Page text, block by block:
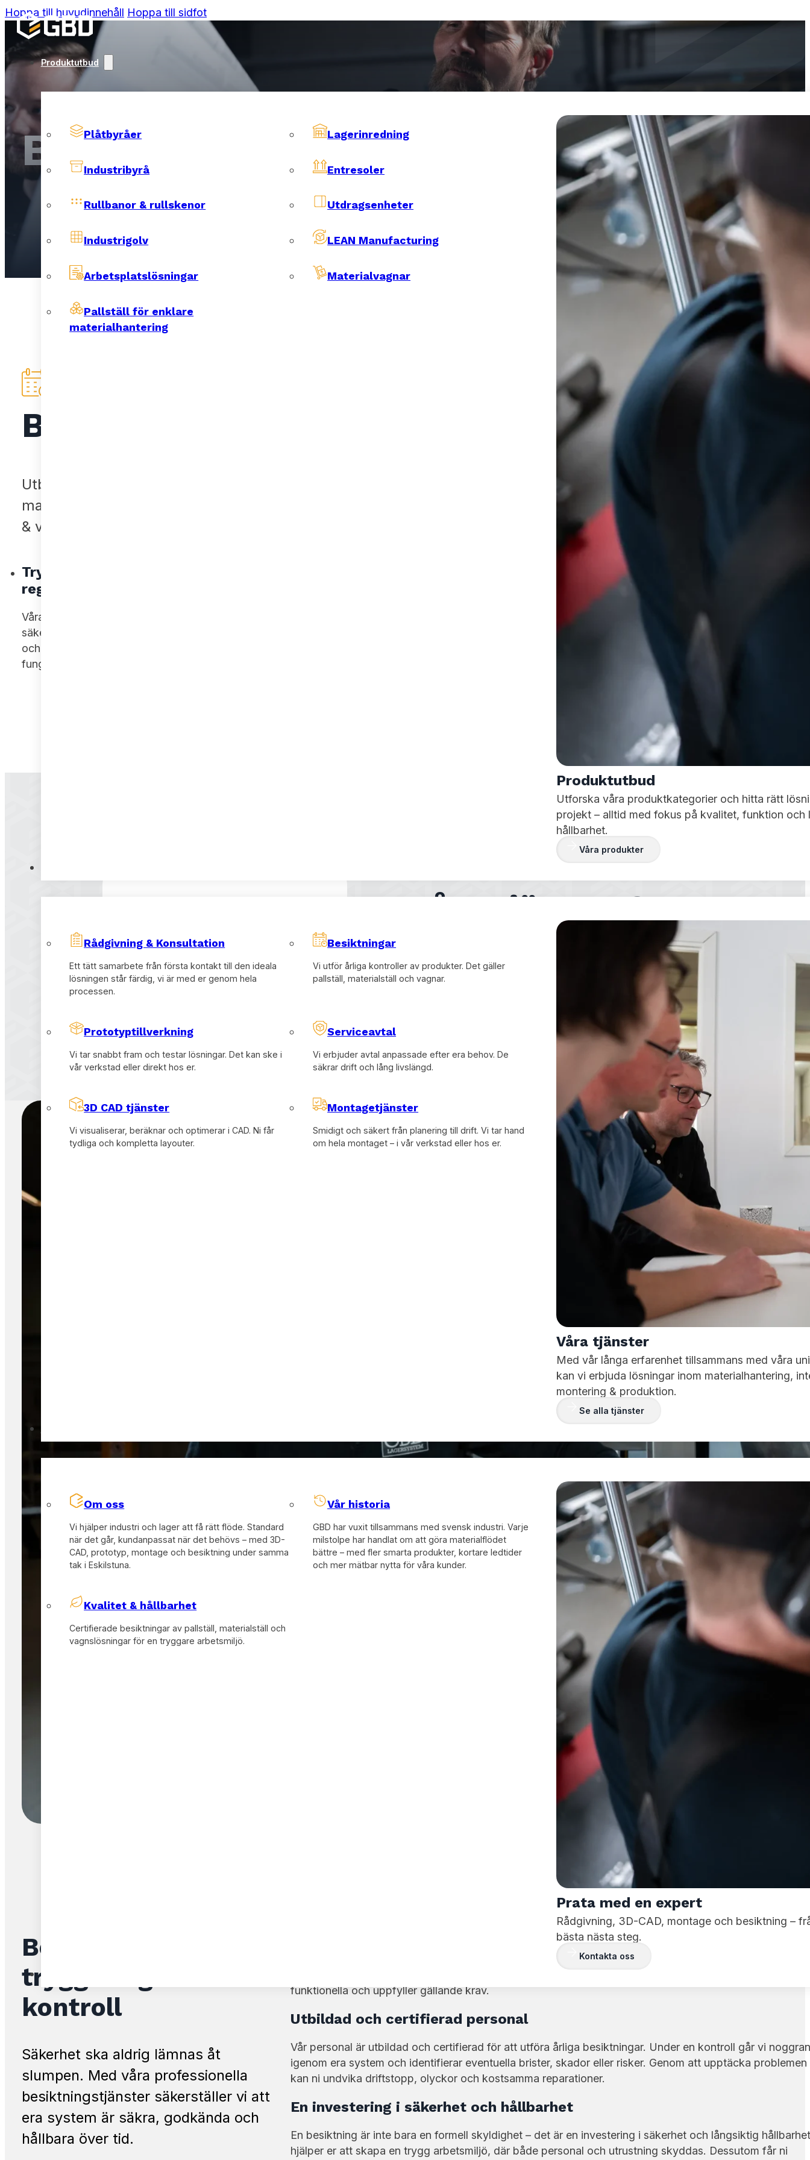
Hoppa till huvudinnehåll Hoppa till sidfot
Produktutbud
Plåtbyråer Lagerinredning
Industribyrå Entresoler
Rullbanor & rullskenor Utdragsenheter
Industrigolv LEAN Manufacturing
Arbetsplatslösningar Materialvagnar
Pallställ för enklare
materialhantering
Produktutbud
Utforska våra produktkategorier och hitta rätt
projekt – alltid med fokus på kvalitet, funktion och
hållbarhet.
Våra produkter
Rådgivning & Konsultation
Ett tätt samarbete från första kontakt till den ideala
lösningen står färdig, vi är med er genom hela
processen.
Besiktningar
Vi utför årliga kontroller av produkter. Det gäller
pallställ, materialställ och vagnar.
Prototyptillverkning
Vi tar snabbt fram och testar lösningar. Det kan ske i
vår verkstad eller direkt hos er.
Serviceavtal
Vi erbjuder avtal anpassade efter era behov. De
säkrar drift och lång livslängd.
3D CAD tjänster
Vi visualiserar, beräknar och optimerar i CAD. Ni får
tydliga och kompletta layouter.
Montagetjänster
Smidigt och säkert från planering till drift. Vi tar hand
om hela montaget – i vår verkstad eller hos er.
Våra tjänster
Med vår långa erfarenhet tillsammans med våra
kan vi erbjuda lösningar inom materialhantering,
montering & produktion.
Se alla tjänster
Om oss
Vi hjälper industri och lager att få rätt flöde. Standard
när det går, kundanpassat när det behövs – med 3D-
CAD, prototyp, montage och besiktning under samma
tak i Eskilstuna.
Vår historia
GBD har vuxit tillsammans med svensk industri. Varje
milstolpe har handlat om att göra materialflödet
bättre – med fler smarta produkter, kortare ledtider
och mer mätbar nytta för våra kunder.
Kvalitet & hållbarhet
Certifierade besiktningar av pallställ, materialställ och
vagnslösningar för en tryggare arbetsmiljö.
Prata med en expert
Rådgivning, 3D-CAD, montage och besiktning –
bästa nästa steg.
Kontakta oss
Kontakt
Besiktningar
Besiktningar
Utbildad personal som utför årliga besiktningar av
materialhanteringsprodukter så som pallställ, materialställ
& vagnslösningar.
Trygghet genom
regelbunden kontroll
Våra certifierade besiktningar
säkerställer att pallställ, materialställ
och vagnslösningar är säkra,
fungerande och uppfyller alla krav.
GBD Lagersystem
016-125430
gbd@gbd.se
Vill du veta mer om
våra tjänster?
Vi levererar färdiga system klara för drift – och kan när
det behövs bemanna med montageteam på plats hos er.
Väljer ni oss får ni en partner som tar ansvar hela vägen.
Besiktningar –
trygghet genom
kontroll
Säkerhet ska aldrig lämnas åt
slumpen. Med våra professionella
besiktningstjänster säkerställer vi att
era system är säkra, godkända och
hållbara över tid.
Materialhantering är en central del av många verksamheter, och säkerheten får aldrig kompromissas.
funktionella och uppfyller gällande krav.
Utbildad och certifierad personal
Vår personal är utbildad och certifierad för att utföra årliga besiktningar. Under en kontroll går vi
igenom era system och identifierar eventuella brister, skador eller risker. Genom att upptäcka problemen
kan ni undvika driftstopp, olyckor och kostsamma reparationer.
En investering i säkerhet och hållbarhet
En besiktning är inte bara en formell skyldighet – det är en investering i säkerhet och långsiktig
hjälper er att skapa en trygg arbetsmiljö, där både personal och utrustning skyddas. Dessutom får ni